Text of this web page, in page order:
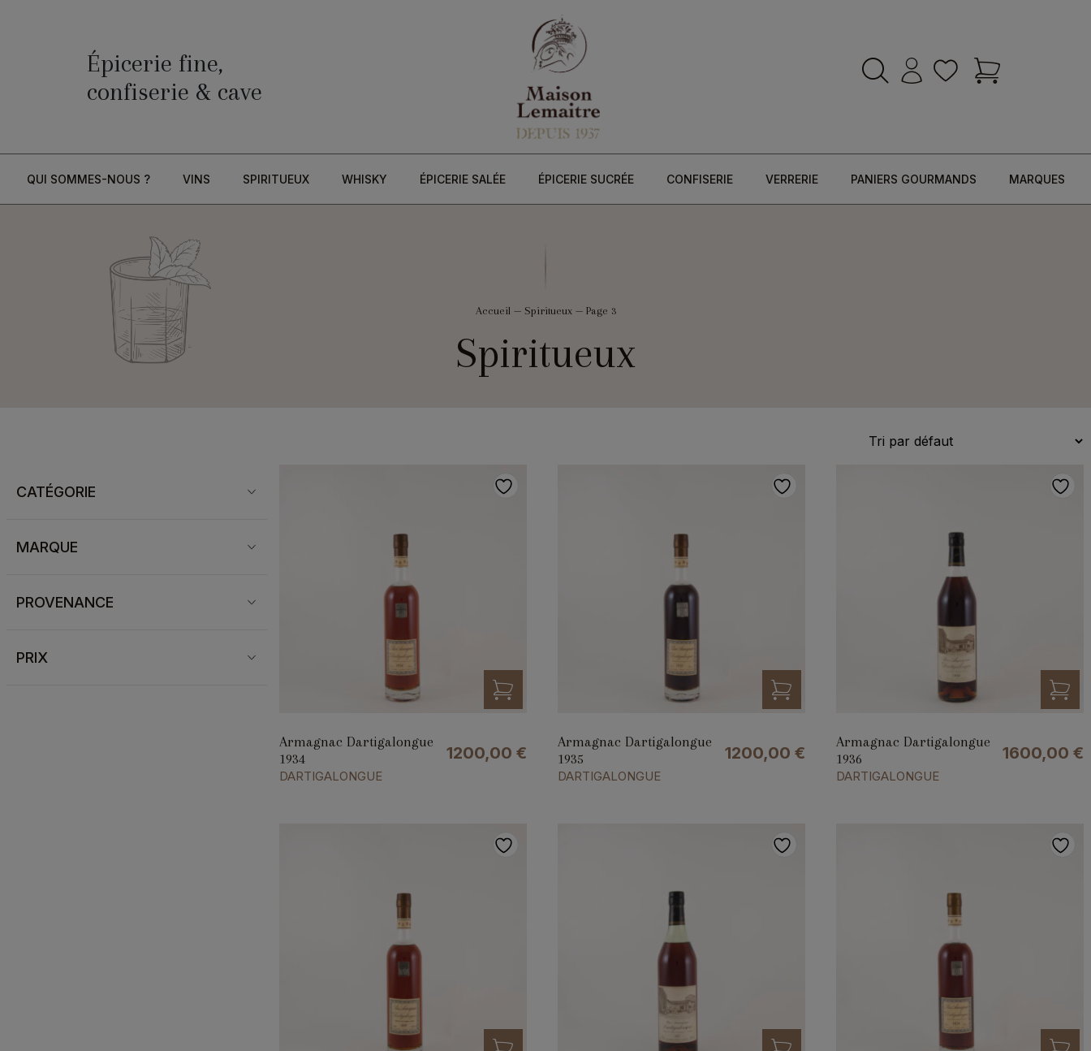
Épicerie fine,
confiserie & cave
QUI SOMMES-NOUS ? VINS SPIRITUEUX WHISKY ÉPICERIE SALÉE ÉPICERIE SUCRÉE CONFISERIE VERRERIE PANIERS GOURMANDS MARQUES
Accueil — Spiritueux— Page 3
Spiritueux
CATÉGORIE
MARQUE
PROVENANCE
PRIX
Armagnac Dartigalongue
1934
DARTIGALONGUE
1200,00 €
Armagnac Dartigalongue
1935
DARTIGALONGUE
1200,00 €
Armagnac Dartigalongue
1936
DARTIGALONGUE
1600,00 €